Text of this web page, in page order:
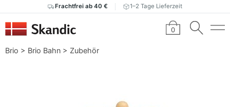
Frachtfrei ab 40 € 1–2 Tage Lieferzeit
0
Brio > Brio Bahn > Zubehör